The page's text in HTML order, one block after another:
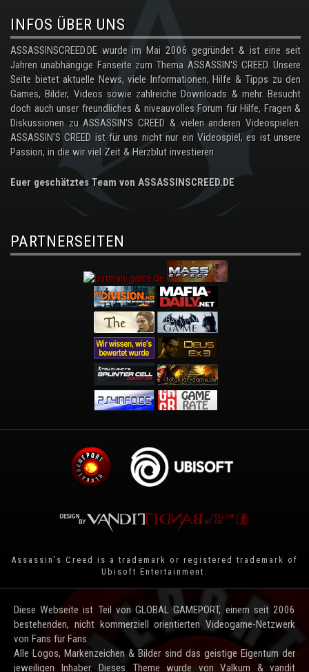
INFOS ÜBER UNS
ASSASSINSCREED.DE wurde im Mai 2006 gegründet & ist eine seit
Jahren unabhängige Fanseite zum Thema ASSASSIN'S CREED. Unsere
Seite bietet aktuelle News, viele Informationen, Hilfe & Tipps zu den
Games, Bilder, Videos sowie zahlreiche Downloads & mehr. Besucht
doch auch unser freundliches & niveauvolles Forum für Hilfe, Fragen &
Diskussionen zu ASSASSIN'S CREED & vielen anderen Videospielen.
ASSASSIN'S CREED ist für uns nicht nur ein Videospiel, es ist unsere
Passion, in die wir viel Zeit & Herzblut investieren.
Euer geschätztes Team von ASSASSINSCREED.DE
PARTNERSEITEN
Assassin's Creed is a trademark or registered trademark of
Ubisoft Entertainment
Diese Webseite ist Teil von GLOBAL GAMEPORT, einem seit 2006
bestehenden, nicht kommerziell orientierten Videogame-Netzwerk
von Fans für Fans.
Alle Logos, Markenzeichen & Bilder sind das geistige Eigentum der
jeweiligen Inhaber. Dieses Theme wurde von Valkum & vandit